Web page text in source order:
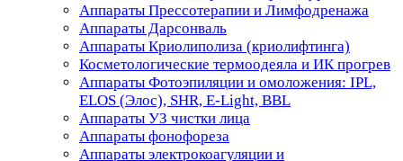
Аппараты Прессотерапии и Лимфодренажа
Аппараты Дарсонваль
Аппараты Криолиполиза (криолифтинга)
Косметологические термоодеяла и ИК прогрев
Аппараты Фотоэпиляции и омоложения: IPL,
ELOS (Элос), SHR, E-Light, BBL
Аппараты УЗ чистки лица
Аппараты фонофореза
Аппараты электрокоагуляции и